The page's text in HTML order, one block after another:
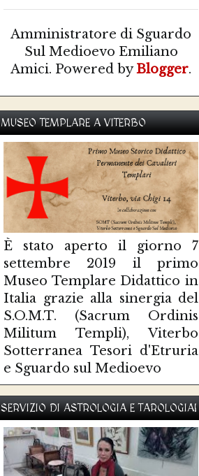
Amministratore di Sguardo
Sul Medioevo Emiliano
Amici. Powered byBlogger.
MUSEO TEMPLARE A VITERBO
È stato aperto il giorno 7
settembre 2019 il primo
Museo Templare Didattico in
Italia grazie alla sinergia del
S.O.M.T. (Sacrum Ordinis
Militum Templi), Viterbo
Sotterranea Tesori d'Etruria
e Sguardo sul Medioevo
SERVIZIO DI ASTROLOGIA E TAROLOGIA!